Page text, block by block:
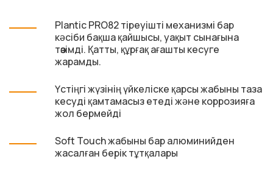
Plantic PRO82 тіреуішті механизмі бар
кәсіби бақша қайшысы, уақыт сынағына
төзімді. Қатты, құрғақ ағашты кесуге
жарамды.
Үстіңгі жүзінің үйкеліске қарсы жабыны таза
кесуді қамтамасыз етеді және коррозияға
жол бермейді
Soft Touch жабыны бар алюминийден
жасалған берік тұтқалары